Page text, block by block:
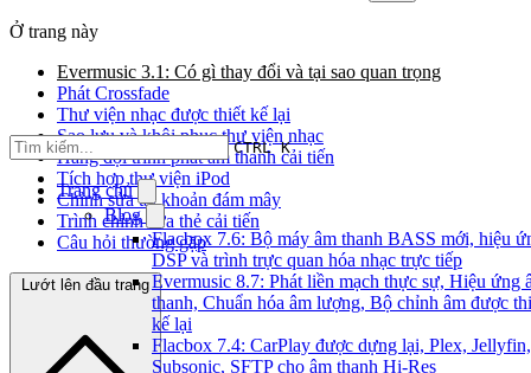
CTRL K
Trang chủ
Blog
Flacbox 7.6: Bộ máy âm thanh BASS mới, hiệu
DSP và trình trực quan hóa nhạc trực tiếp
Evermusic 8.7: Phát liền mạch thực sự, Hiệu ứng
thanh, Chuẩn hóa âm lượng, Bộ chỉnh âm được
kế lại
Flacbox 7.4: CarPlay được dựng lại, Plex, Jellyfin,
Subsonic, SFTP cho âm thanh Hi-Res
Ở trang này
Evermusic 3.1: Có gì thay đổi và tại sao quan trọng
Phát Crossfade
Thư viện nhạc được thiết kế lại
Sao lưu và khôi phục thư viện nhạc
Hàng đợi trình phát âm thanh cải tiến
Tích hợp thư viện iPod
Chỉnh sửa tài khoản đám mây
Trình chỉnh sửa thẻ cải tiến
Câu hỏi thường gặp
Lướt lên đầu trang